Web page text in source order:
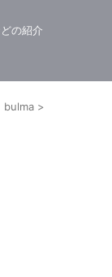
の紹介
bulma >